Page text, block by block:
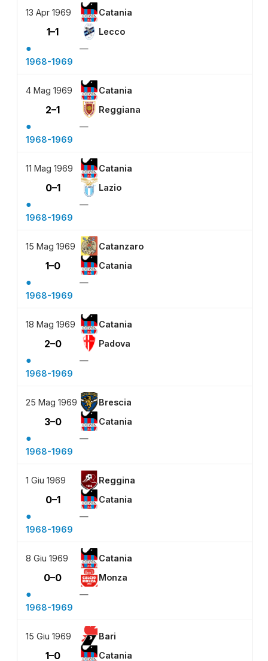
13 Apr 1969 Catania
1–1 Lecco
●
—
1968-1969
4 Mag 1969 Catania
2–1 Reggiana
●
—
1968-1969
11 Mag 1969 Catania
0–1 Lazio
●
—
1968-1969
15 Mag 1969 Catanzaro
1–0 Catania
●
—
1968-1969
18 Mag 1969 Catania
2–0 Padova
●
—
1968-1969
25 Mag 1969 Brescia
3–0 Catania
●
—
1968-1969
1 Giu 1969 Reggina
0–1 Catania
●
—
1968-1969
8 Giu 1969 Catania
0–0 Monza
●
—
1968-1969
15 Giu 1969 Bari
1–0 Catania